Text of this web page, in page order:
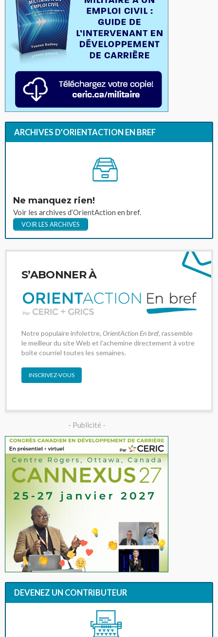
ARCHIVES D’ORIENTACTION EN BREF
Ne manquez rien!
Voir les archives d’OrientAction en bref.
VOIR LES ARCHIVES
S’ABONNER À
Notre populaire infolettre, OrientAction En bref, rassemble
le meilleur du site Web et l'achemine directement à votre
boîte courriel toutes les semaines.
INSCRIVEZ-VOUS
- Publicité -
DEVENEZ UN CONTRIBUTEUR